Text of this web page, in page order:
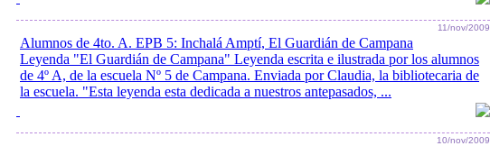
11/nov/2009
Alumnos de 4to. A. EPB 5: Inchalá Amptí, El Guardián de Campana
Leyenda "El Guardián de Campana" Leyenda escrita e ilustrada por los alumnos
de 4º A, de la escuela Nº 5 de Campana. Enviada por Claudia, la bibliotecaria de
la escuela. "Esta leyenda esta dedicada a nuestros antepasados, ...
10/nov/2009